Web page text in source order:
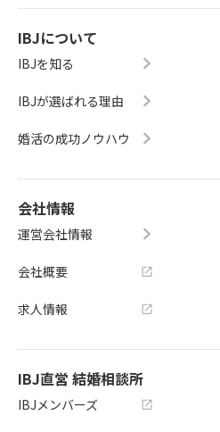
IBJについて
IBJを知る
IBJが選ばれる理由
婚活の成功ノウハウ
会社情報
運営会社情報
会社概要
求人情報
IBJ直営 結婚相談所
IBJメンバーズ